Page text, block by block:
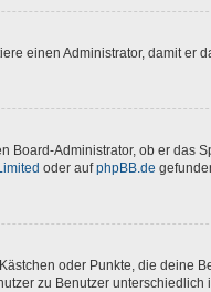
einen Administrator, damit er
Administrator, ob er das
oder aufphpBB.de
oder Punkte, die deine
zu Benutzer unterschiedlich